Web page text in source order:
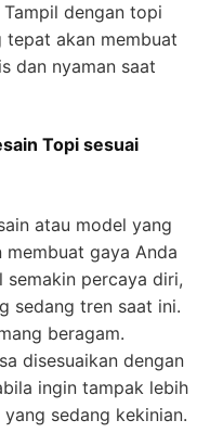
dengan topi
tepat akan membuat
dan nyaman saat
Topi sesuai
atau model yang
membuat gaya Anda
semakin percaya diri,
sedang tren saat ini.
beragam.
disesuaikan dengan
ingin tampak lebih
sedang kekinian.